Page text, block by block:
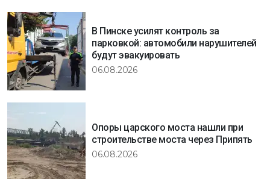
В Пинске усилят контроль за
парковкой: автомобили нарушителей
будут эвакуировать
06.08.2026
Опоры царского моста нашли при
строительстве моста через Припять
06.08.2026